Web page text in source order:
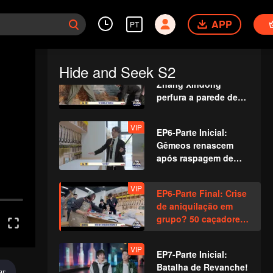
PT APP
Hide and Seek S2
enquanto Zhang
Xindong se diverte
Grande Mestre
Aumenta a
Construir um Poço
Antigo Manualmente
EP5-Parte Final:
Zhang Xindong
perfura a parede de
VIP
EP6-Parte Inicial:
Gêmeos renascem
após raspagem de
como seguranças
VIP
EP6-Parte Final: Crise
de aniquilação em
grupo? 50 caçadores
de "Pílula
revolvendo o campo
todo
VIP
EP7-Parte Inicial:
Batalha de Revanche!